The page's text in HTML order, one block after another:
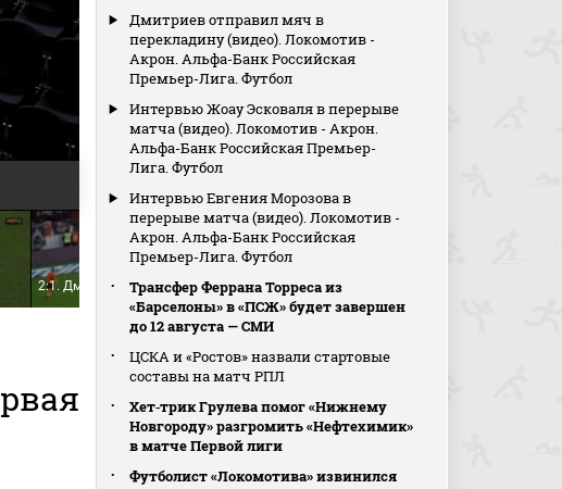
2:1. Дмитрий Стародуб
Дмитриев отправил мяч в
перекладину (видео). Локомотив -
Акрон. Альфа-Банк Российская
Премьер-Лига. Футбол
Интервью Жоау Эсковаля в перерыве
матча (видео). Локомотив - Акрон.
Альфа-Банк Российская Премьер-
Лига. Футбол
Интервью Евгения Морозова в
перерыве матча (видео). Локомотив -
Акрон. Альфа-Банк Российская
Премьер-Лига. Футбол
Трансфер Феррана Торреса из
«Барселоны» в «ПСЖ» будет завершен
до 12 августа — СМИ
ЦСКА и «Ростов» назвали стартовые
составы на матч РПЛ
Хет‑трик Грулева помог «Нижнему
Новгороду» разгромить «Нефтехимик»
в матче Первой лиги
Футболист «Локомотива» извинился